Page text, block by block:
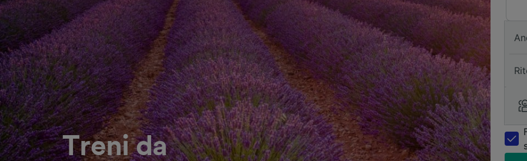
Treni da